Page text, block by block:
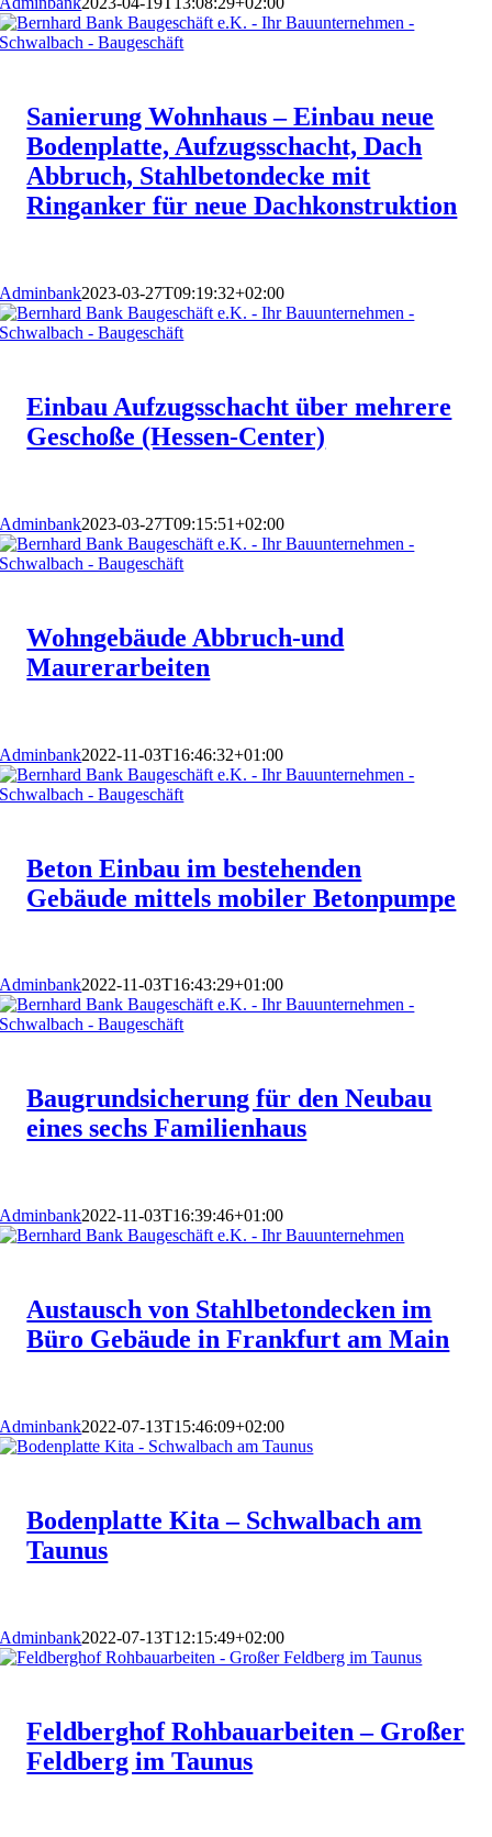
Sanierung Wohnhaus – Einbau neue
Bodenplatte, Aufzugsschacht, Dach
Abbruch, Stahlbetondecke mit
Ringanker für neue Dachkonstruktion
Adminbank2023-03-27T09:19:32+02:00
Einbau Aufzugsschacht über mehrere
Geschoße (Hessen-Center)
Adminbank2023-03-27T09:15:51+02:00
Wohngebäude Abbruch-und
Maurerarbeiten
Adminbank2022-11-03T16:46:32+01:00
Beton Einbau im bestehenden
Gebäude mittels mobiler Betonpumpe
Adminbank2022-11-03T16:43:29+01:00
Baugrundsicherung für den Neubau
eines sechs Familienhaus
Adminbank2022-11-03T16:39:46+01:00
Austausch von Stahlbetondecken im
Büro Gebäude in Frankfurt am Main
Adminbank2022-07-13T15:46:09+02:00
Bodenplatte Kita – Schwalbach am
Taunus
Adminbank2022-07-13T12:15:49+02:00
Feldberghof Rohbauarbeiten – Großer
Feldberg im Taunus